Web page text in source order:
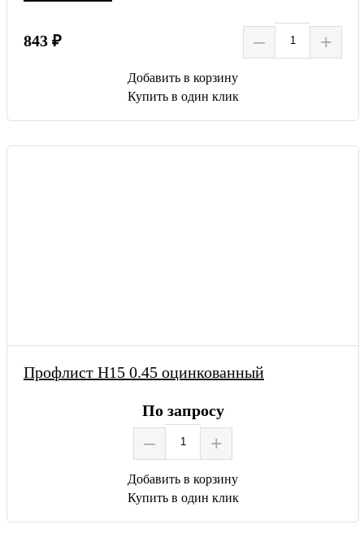
843 ₽ – +
Добавить в корзину
Купить в один клик
Профлист Н15 0.45 оцинкованный
По запросу
– +
Добавить в корзину
Купить в один клик